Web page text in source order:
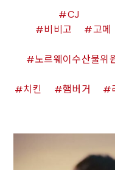
CJ
비비고
고메
노르웨이수산물위
치킨 햄버거